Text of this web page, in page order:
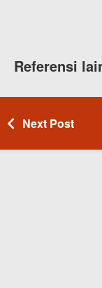
Referensi
Next Post